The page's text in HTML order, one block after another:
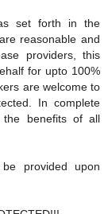
set forth in the
reasonable and
providers, this
for upto 100%
are welcome to
In complete
the benefits of all
provided upon